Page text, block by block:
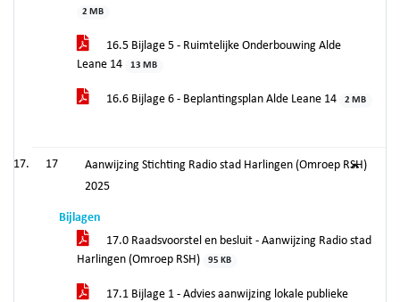
2 MB
16.5 Bijlage 5 - Ruimtelijke Onderbouwing Alde
Leane 14
13 MB
16.6 Bijlage 6 - Beplantingsplan Alde Leane 14 2 MB
17
Aanwijzing Stichting Radio stad Harlingen (Omroep RSH)
2025
Bijlagen
17.0 Raadsvoorstel en besluit - Aanwijzing Radio stad
Harlingen (Omroep RSH)
95 KB
17.1 Bijlage 1 - Advies aanwijzing lokale publieke